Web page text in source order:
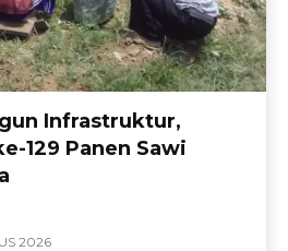
Infrastruktur,
129 Panen Sawi
2026